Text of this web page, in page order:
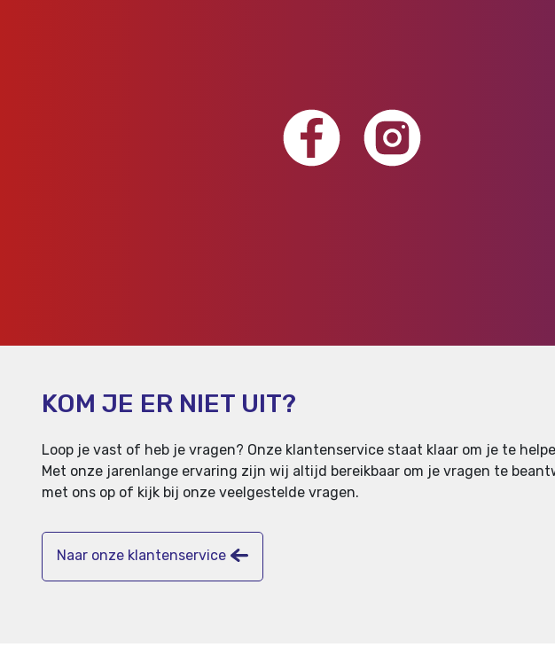
KOM JE ER NIET UIT?
Loop je vast of heb je vragen? Onze klantenservice staat klaar om je te
Met onze jarenlange ervaring zijn wij altijd bereikbaar om je vragen te
met ons op of kijk bij onze veelgestelde vragen.
Naar onze klantenservice